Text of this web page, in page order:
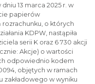
13 marca 2025 r. w
papierów
o których
KDPW, nastąpiła
serii K oraz 6 730 akcji
Akcje) o wartości
odpowiednio kodem
objętych w ramach
zakładowego w wyniku